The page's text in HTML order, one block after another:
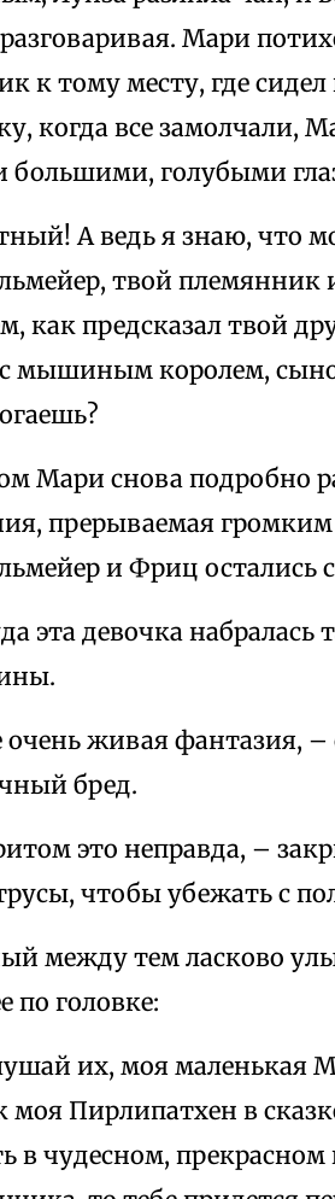
разговаривая. Мари
к тому месту, где
когда все замолчали,
большими, голубыми
А ведь я знаю, что
твой
как предсказал твой
мышиным королем,
Мари снова подробно
прерываемая
и Фриц остались
эта девочка набралась
очень живая фантазия, –
бред.
это неправда, –
чтобы убежать с
между тем ласково
по головке:
их, моя маленькая
моя Пирлипатхен в
в чудесном, прекрасном